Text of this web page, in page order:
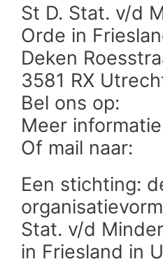
St D. Stat. v/d
Orde in
Deken
3581 RX
Bel ons op:
Meer
Of mail naar:
Een stichting:
Stat. v/d
in Friesland in